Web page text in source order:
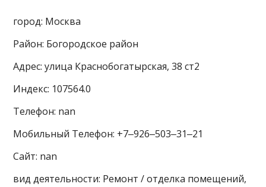
город: Москва
Район: Богородское район
Адрес: улица Краснобогатырская, 38 ст2
Индекс: 107564.0
Телефон: nan
Мобильный Телефон: +7‒926‒503‒31‒21
Сайт: nan
вид деятельности: Ремонт / отделка помещений,